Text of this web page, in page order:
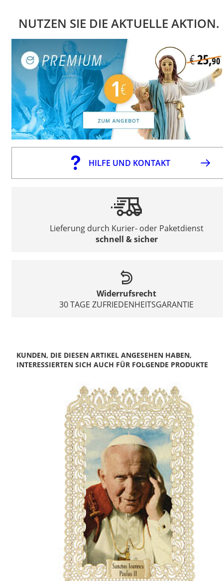
NUTZEN SIE DIE AKTUELLE AKTION.
HILFE UND KONTAKT
Lieferung durch Kurier- oder Paketdienst
schnell & sicher
Widerrufsrecht
30 TAGE ZUFRIEDENHEITSGARANTIE
KUNDEN, DIE DIESEN ARTIKEL ANGESEHEN HABEN,
INTERESSIERTEN SICH AUCH FÜR FOLGENDE PRODUKTE